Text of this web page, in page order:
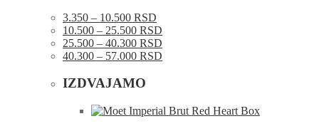
3.350 – 10.500 RSD
10.500 – 25.500 RSD
25.500 – 40.300 RSD
40.300 – 57.000 RSD
IZDVAJAMO